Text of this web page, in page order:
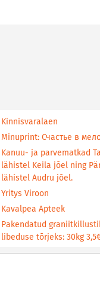
Kinnisvaralaen
Minuprint: Счастье в
Kanuu- ja parvematkad
lähistel Keila jõel ning
lähistel Audru jõel.
Yritys Viroon
Kavalpea Apteek
Pakendatud
libeduse tõrjeks: 30kg